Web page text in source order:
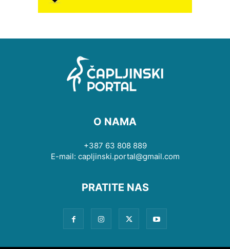
O NAMA
+387 63 808 889
E-mail: capljinski.portal@gmail.com
PRATITE NAS